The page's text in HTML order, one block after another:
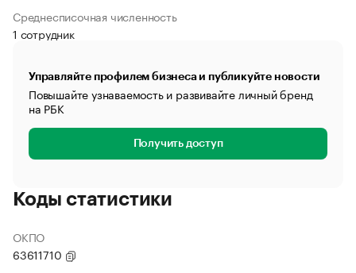
Среднесписочная численность
1 сотрудник
Управляйте профилем бизнеса и публикуйте новости
Повышайте узнаваемость и развивайте личный бренд
на РБК
Получить доступ
Коды статистики
ОКПО
63611710